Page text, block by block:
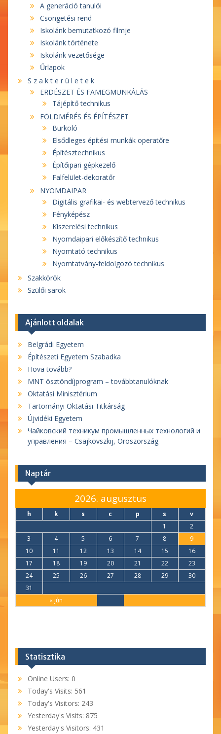
A generáció tanulói
Csöngetési rend
Iskolánk bemutatkozó filmje
Iskolánk története
Iskolánk vezetősége
Űrlapok
S z a k t e r ü l e t e k
ERDÉSZET ÉS FAMEGMUNKÁLÁS
Tájépítő technikus
FÖLDMÉRÉS ÉS ÉPÍTÉSZET
Burkoló
Elsődleges építési munkák operatőre
Építésztechnikus
Építőipari gépkezelő
Falfelület-dekoratőr
NYOMDAIPAR
Digitális grafikai- és webtervező technikus
Fényképész
Kiszerelési technikus
Nyomdaipari előkészítő technikus
Nyomtató technikus
Nyomtatvány-feldolgozó technikus
Szakkörök
Szülői sarok
Ajánlott oldalak
Belgrádi Egyetem
Építészeti Egyetem Szabadka
Hova tovább?
MNT ösztöndíjprogram – továbbtanulóknak
Oktatási Minisztérium
Tartományi Oktatási Titkárság
Újvidéki Egyetem
Чайковский техникум промышленных технологий и
управления – Csajkovszkij, Oroszország
Naptár
2026. augusztus
h k s c p s v
« jún
1
2
3
4 5 6 7 8
9
10
11 12 13 14 15
16
17
18 19 20 21 22
23
24
25 26 27 28 29
30
31
Statisztika
Online Users: 0
Today's Visits: 561
Today's Visitors: 243
Yesterday's Visits: 875
Yesterday's Visitors: 431